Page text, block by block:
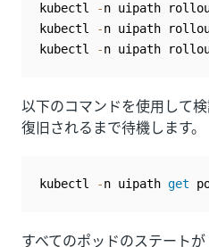
kubectl
-n uipath
kubectl
-n uipath
kubectl
-n uipath
以下のコマンドを使用して
復旧されるまで待機します。
kubectl -n uipath get
すべてのポッドのステート